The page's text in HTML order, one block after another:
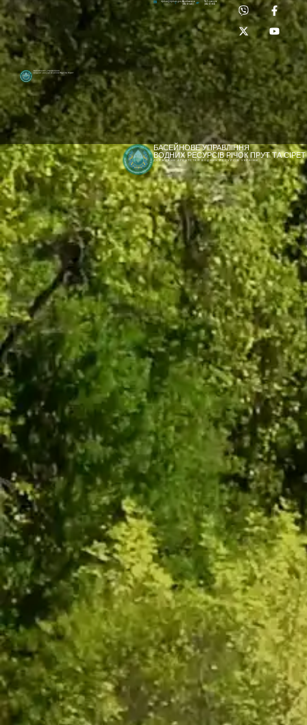
[newyear_garland]
Басейнове управління
водних ресурсів річок Прут та Сірет
Лабораторія:
(0372) 53-92-00
dpbuvr@dpbuvr.gov.uaПриймальня:
(0372) 51-14-56
БАСЕЙНОВЕ УПРАВЛІННЯ
ВОДНИХ РЕСУРСІВ РІЧОК ПРУТ ТА СІРЕТ
ДЕРЖАВНЕ АГЕНТСТВО ВОДНИХ РЕСУРСІВ УКРАЇНИ